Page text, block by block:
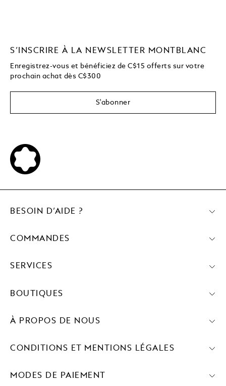
S’INSCRIRE À LA NEWSLETTER MONTBLANC
Enregistrez-vous et bénéficiez de C$15 offerts sur votre
prochain achat dès C$300
S'abonner
MODES DE PAIEMENT
BESOIN D’AIDE ?
COMMANDES
SERVICES
BOUTIQUES
À PROPOS DE NOUS
CONDITIONS ET MENTIONS LÉGALES